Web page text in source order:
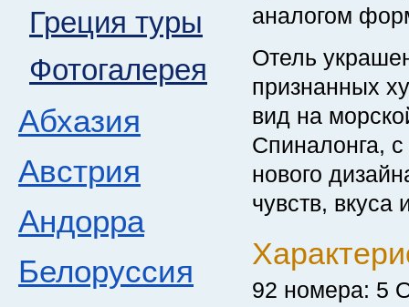
Греция туры
Фотогалерея
Абхазия
Австрия
Андорра
Белоруссия
аналогом
Отель
признанных
вид на
Спиналонга,
нового
чувств, вкуса
92 номера: 5